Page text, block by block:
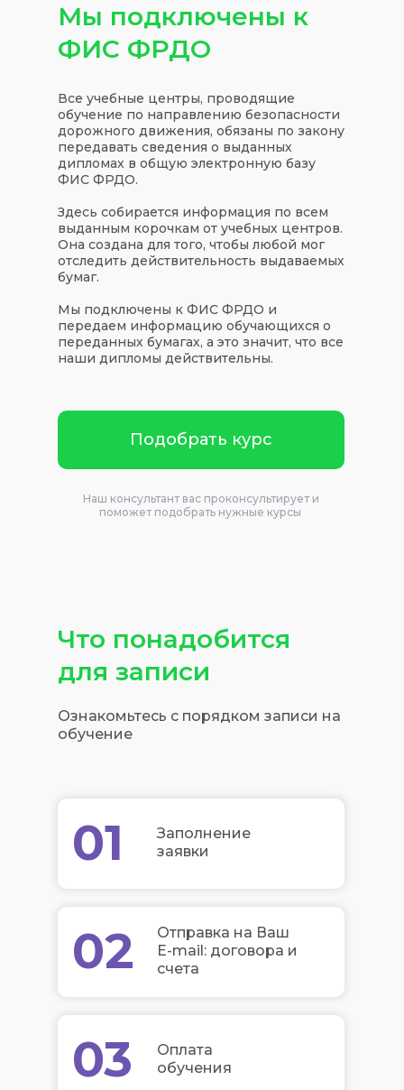
Все учебные центры, проводящие
обучение по направлению безопасности
дорожного движения, обязаны по закону
передавать сведения о выданных
дипломах в общую электронную базу
ФИС ФРДО.
Здесь собирается информация по всем
выданным корочкам от учебных центров.
Она создана для того, чтобы любой мог
отследить действительность выдаваемых
бумаг.
Мы подключены к ФИС ФРДО и
передаем информацию обучающихся о
переданных бумагах, а это значит, что все
наши дипломы действительны.
Наш консультант вас проконсультирует и
поможет подобрать нужные курсы
Подобрать курс
Мы подключены к
ФИС ФРДО
Что понадобится
для записи
Ознакомьтесь с порядком записи на
обучение
01
02
03
Заполнение
заявки
Отправка на Ваш
E-mail: договора и
счета
Оплата
обучения